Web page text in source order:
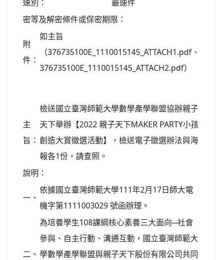
速別：
最速件
密等及解密條件或保密期限：
附
件：
如主旨
（376735100E_1110015145_ATTACH1.pdf、
376735100E_1110015145_ATTACH2.pdf）
主
旨：
檢送國立臺灣師範大學數學產學聯盟協辦親子
天下舉辦【2022 親子天下MAKER PARTY小孩
創造大賞徵選活動】，檢送電子徵選辦法與海
報各1份，請查照。
說明：
一、
依據國立臺灣師範大學111年2月17日師大電
機字第1111003029 號函辦理。
二、
為培養學生108課綱核心素養三大面向─社會
參與、自主行動、溝通互動，國立臺灣師範大
學數學產學聯盟與親子天下股份有限公司共同